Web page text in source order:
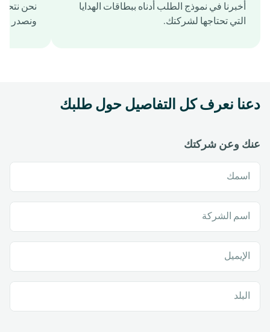
أخبرنا في نموذج الطلب أدناه ببطاقات الهدايا
التي تحتاجها لشركتك.
نحن
ونصدر
دعنا نعرف كل التفاصيل حول طلبك
عنك وعن شركتك
اسمك
اسم الشركة
الإيميل
البلد